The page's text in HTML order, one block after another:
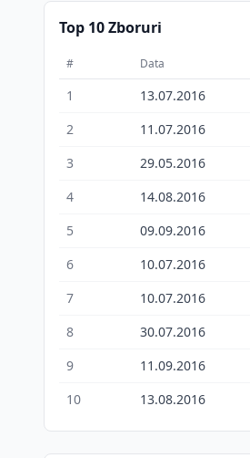
Top 10 Zboruri
# Data
1 13.07.2016
2
11.07.2016
3
29.05.2016
4
14.08.2016
5
09.09.2016
6
10.07.2016
7
10.07.2016
8
30.07.2016
9
11.09.2016
10
13.08.2016